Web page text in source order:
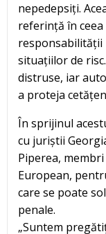
nepedepsiți.
referință în
situațiilor de
distruse, iar
a proteja
În sprijinul
cu juriștii
Piperea,
European,
care se poate
penale.
„Suntem